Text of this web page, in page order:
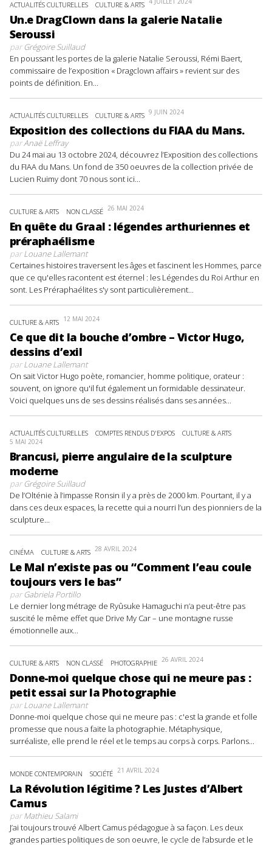
ACTUALITÉS CULTURELLES CULTURE & ARTS
Un.e DragClown dans la galerie Natalie
Seroussi
parGrégoire Suillaud
En poussant les portes de la galerie Natalie Seroussi, Rémi Baert,
commissaire de l’exposition « Dragclown affairs » revient sur des
points de définition. En...
ACTUALITÉS CULTURELLES CULTURE & ARTS 9 JUIN 2024
Exposition des collections du FIAA du Mans.
parAnaë Leffray
Du 24 mai au 13 octobre 2024, découvrez l’Exposition des collections
du FIAA du Mans. Un fond de 350 oeuvres de la collection privée de
Lucien Ruimy dont 70 nous sont ici...
CULTURE & ARTS NON CLASSÉ 26 MAI 2024
En quête du Graal : légendes arthuriennes et
préraphaélisme
parLouane Lallemant
Certaines histoires traversent les âges et fascinent les Hommes, parce
que ce qu'elles racontent est éternel : les Légendes du Roi Arthur en
sont. Les Préraphaélites s'y sont particulièrement...
CULTURE & ARTS 12 MAI 2024
Ce que dit la bouche d’ombre – Victor Hugo,
dessins d’exil
parLouane Lallemant
On sait Victor Hugo poète, romancier, homme politique, orateur :
souvent, on ignore qu'il fut également un formidable dessinateur.
Voici quelques uns de ses dessins réalisés dans ses années...
ACTUALITÉS CULTURELLES COMPTES RENDUS D'EXPOS CULTURE & ARTS
5 MAI 2024
Brancusi, pierre angulaire de la sculpture
moderne
parGrégoire Suillaud
De l’Olténie à l’impasse Ronsin il y a près de 2000 km. Pourtant, il y a
dans ces deux espaces, la recette qui a nourri l’un des pionniers de la
sculpture...
CINÉMA CULTURE & ARTS 28 AVRIL 2024
Le Mal n’existe pas ou “Comment l’eau coule
toujours vers le bas”
parGabriela Portillo
Le dernier long métrage de Ryûsuke Hamaguchi n’a peut-être pas
suscité le même effet que Drive My Car – une montagne russe
émotionnelle aux...
CULTURE & ARTS NON CLASSÉ PHOTOGRAPHIE 26 AVRIL 2024
Donne-moi quelque chose qui ne meure pas :
petit essai sur la Photographie
parLouane Lallemant
Donne-moi quelque chose qui ne meure pas : c'est la grande et folle
promesse que nous a faite la photographie. Métaphysique,
surréaliste, elle prend le réel et le temps au corps à corps. Parlons...
MONDE CONTEMPORAIN SOCIÉTÉ 21 AVRIL 2024
La Révolution légitime ? Les Justes d’Albert
Camus
parMathieu Salami
J’ai toujours trouvé Albert Camus pédagogue à sa façon. Les deux
grandes parties politiques de son oeuvre, le cycle de l’absurde et le